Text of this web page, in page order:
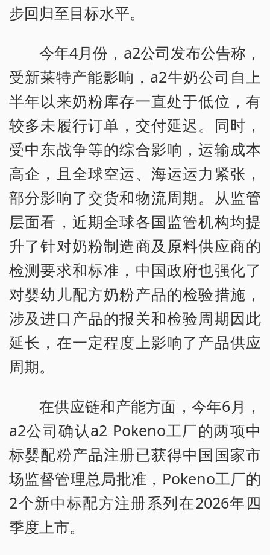
步回归至目标水平。
今年4月份，a2公司发布公告称，
受新莱特产能影响，a2牛奶公司自上
半年以来奶粉库存一直处于低位，有
较多未履行订单，交付延迟。同时，
受中东战争等的综合影响，运输成本
高企，且全球空运、海运运力紧张，
部分影响了交货和物流周期。从监管
层面看，近期全球各国监管机构均提
升了针对奶粉制造商及原料供应商的
检测要求和标准，中国政府也强化了
对婴幼儿配方奶粉产品的检验措施，
涉及进口产品的报关和检验周期因此
延长，在一定程度上影响了产品供应
周期。
在供应链和产能方面，今年6月，
a2公司确认a2 Pokeno工厂的两项中
标婴配粉产品注册已获得中国国家市
场监督管理总局批准，Pokeno工厂的
2个新中标配方注册系列在2026年四
季度上市。